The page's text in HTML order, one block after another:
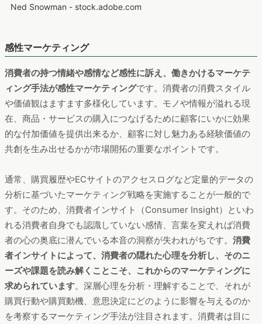
Ned Snowman - stock.adobe.com
感性マーケティング
消費者の持つ情緒や感情など感性に訴え、働きかけるマーケテ
ィング手法が感性マーケティングです。消費者の消費スタイル
や価値観はますます多様化しています。モノや情報が溢れる現
在、商品・サービスの購入につなげるために顧客にいかに効果
的な付加価値を提供出来るか、顧客に対し魅力ある経験価値の
共創を生み出せるかが市場開拓の重要なポイントです。
通常、購買履歴やECサイトのアクセスログなど定量的データの
分析に基づいたマーケティング戦略を実施することが一般的で
す。そのため、消費者インサイト（Consumer Insight）といわ
れる消費者自身でも認識していない感情、言葉を変えれば消費
者の心の奥底に潜んでいる本音の洞察が失われがちです。 消費
者インサイトによって、消費者の隠れた心理を分析し、そのニ
ーズや課題を読み解くことこそ、これからのマーケティングに
求められています。深層心理を分析・理解することで、それが
購買行動や購買動機、意思決定にどのように影響を与えるのか
を考察するマーケティング手法が注目されます。消費者は目に